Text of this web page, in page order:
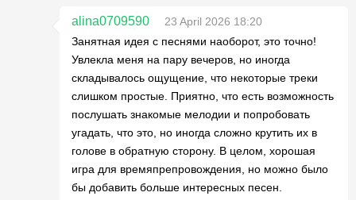
alina0709590
23 April 2026 18:20
Занятная идея с песнями наоборот, это точно!
Увлекла меня на пару вечеров, но иногда
складывалось ощущение, что некоторые треки
слишком простые. Приятно, что есть возможность
послушать знакомые мелодии и попробовать
угадать, что это, но иногда сложно крутить их в
голове в обратную сторону. В целом, хорошая
игра для времяпрепровождения, но можно было
бы добавить больше интересных песен.